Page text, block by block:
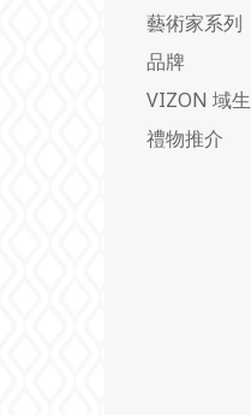
藝術家系列
品牌
VIZON 域生
禮物推介